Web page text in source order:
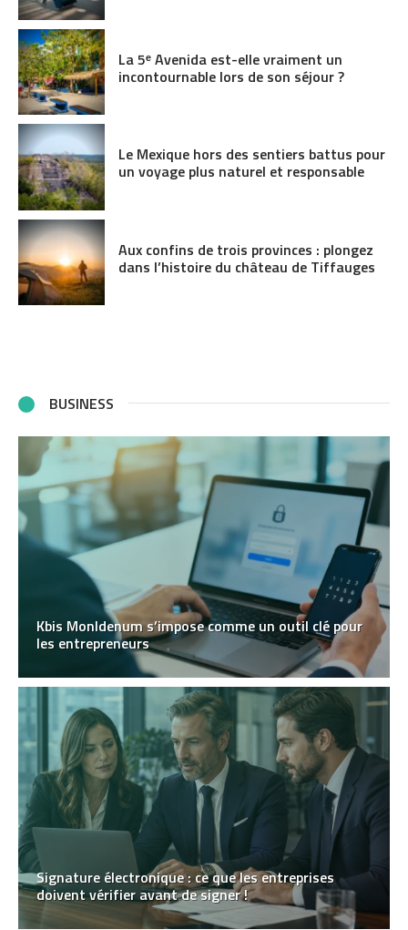
La 5ᵉ Avenida est-elle vraiment un
incontournable lors de son séjour ?
Le Mexique hors des sentiers battus pour
un voyage plus naturel et responsable
Aux confins de trois provinces : plongez
dans l’histoire du château de Tiffauges
BUSINESS
Kbis MonIdenum s’impose comme un outil clé pour
les entrepreneurs
Signature électronique : ce que les entreprises
doivent vérifier avant de signer !